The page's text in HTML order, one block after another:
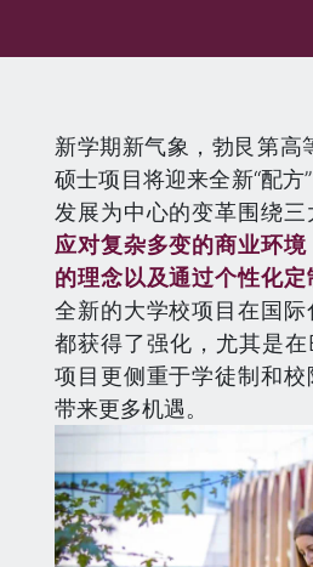
新学期新气象，勃艮第高
硕士项目将迎来全新“配方
发展为中心的变革围绕
应对复杂多变的商业环
的理念以及通过个性化
全新的大学校项目在国
都获得了强化，尤其是在
项目更侧重于学徒制和
带来更多机遇。